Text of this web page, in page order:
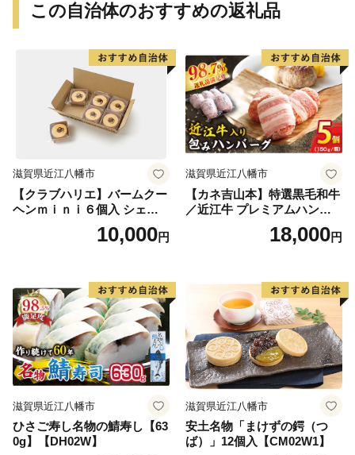
この自治体のおすすめの返礼品
滋賀県近江八幡市
【クラブハリエ】バームクー
ヘンｍｉｎｉ６個入 シェア
ボックス 個包装【FC01W】
10,000円
滋賀県近江八幡市
【カネ吉山本】特選黒毛和牛
／近江牛 プレミアムハンバ
ーグ 5個箱入【750ｇ（約150
ｇ×5個）】【Y095W】
18,000円
滋賀県近江八幡市
ひさご寿し名物の鯖寿し【63
0g】【DH02W】
滋賀県近江八幡市
安土名物「まけずの鍔（つ
ば）」12個入【CM02W1】